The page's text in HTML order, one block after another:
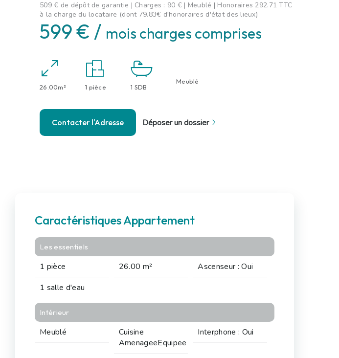
509 € de dépôt de garantie | Charges : 90 € | Meublé | Honoraires 292.71 TTC
à la charge du locataire (dont 79.83€ d'honoraires d'état des lieux)
599 € / mois charges comprises
26.00m² 1 pièce 1 SDB
Meublé
Contacter l'Adresse Déposer un dossier
Caractéristiques Appartement
Les essentiels
1 pièce 26.00 m²
Ascenseur : Oui
1 salle d'eau
Intérieur
Meublé
Cuisine
AmenageeEquipee
Interphone : Oui